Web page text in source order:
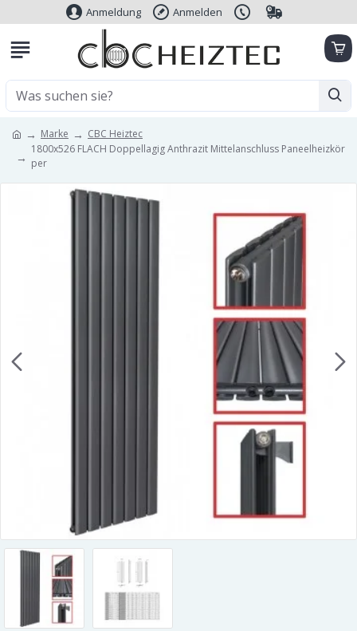
Anmeldung Anmelden
Marke
CBC Heiztec
1800x526 FLACH Doppellagig Anthrazit Mittelanschluss Paneelheizkör
per